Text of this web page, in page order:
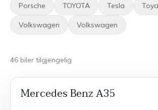
Porsche TOYOTA Tesla
Volkswagen Volkswagen
46 biler tilgjengelig
POPULÆR
Mercedes Benz A35